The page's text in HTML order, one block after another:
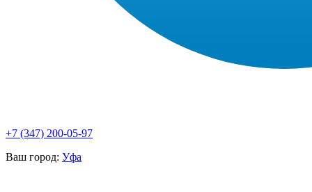
+7 (347) 200-05-97
Ваш город: Уфа